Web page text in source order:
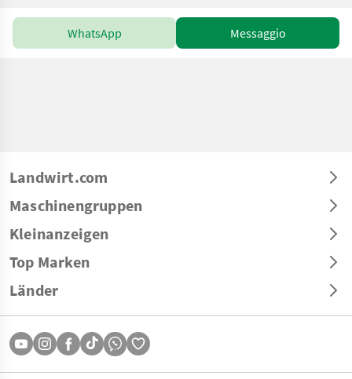
WhatsApp Messaggio
Landwirt.com
Maschinengruppen
Kleinanzeigen
Top Marken
Länder